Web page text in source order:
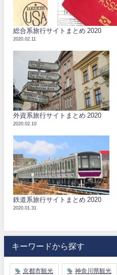
総合系旅行サイトまとめ 2020
2020.02.11
外資系旅行サイトまとめ 2020
2020.02.10
鉄道系旅行サイトまとめ 2020
2020.01.31
キーワードから探す
京都市観光 神奈川県観光